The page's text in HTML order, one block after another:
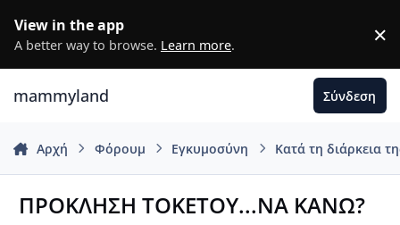
View in the app
A better way to browse. Learn more. ×
mammyland Σύνδεση
Αρχή Φόρουμ Εγκυμοσύνη Κατά τη διάρκεια
ΠΡΟΚΛΗΣΗ ΤΟΚΕΤΟΥ...ΝΑ ΚΑΝΩ?